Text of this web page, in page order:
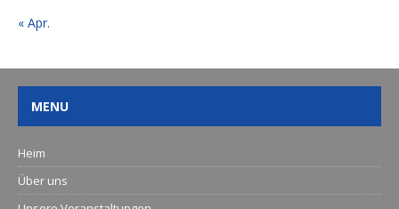
« Apr.
MENU
Heim
Über uns